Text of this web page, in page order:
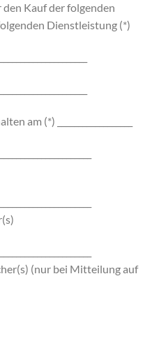
Kauf der folgenden
Dienstleistung (*)
am (*) __________________
(nur bei Mitteilung auf